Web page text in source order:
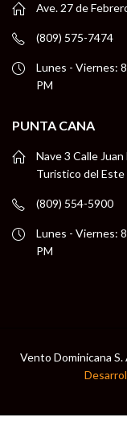
Ave. 27 de
(809) 575-7474
Lunes - Viernes:
PM
PUNTA CANA
Nave 3 Calle
Turistico del Este
(809) 554-5900
Lunes - Viernes:
PM
Vento Dominicana